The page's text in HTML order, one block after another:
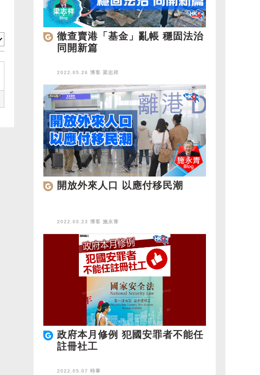
徹查賣港「基金」亂帳 穩固法治
同開新篇
2022.05.26 博客 梁志祥
開放外來人口 以應付移民潮
2022.05.23 博客 施永青
政府本月修例 犯國安罪者不能任
註冊社工
2022.05.07 時事